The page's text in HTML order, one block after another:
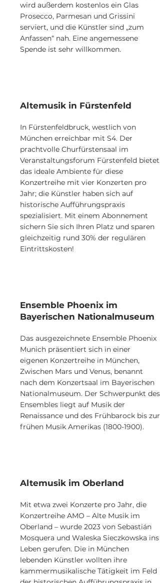
wird außerdem kostenlos ein Glas
Prosecco, Parmesan und Grissini
serviert, und die Künstler sind „zum
Anfassen“ nah. Eine angemessene
Spende ist sehr willkommen.
Altemusik in Fürstenfeld
In Fürstenfeldbruck, westlich von
München erreichbar mit S4. Der
prachtvolle Churfürstensaal im
Veranstaltungsforum Fürstenfeld bietet
das ideale Ambiente für diese
Konzertreihe mit vier Konzerten pro
Jahr; die Künstler haben sich auf
historische Aufführungspraxis
spezialisiert. Mit einem Abonnement
sichern Sie sich Ihren Platz und sparen
gleichzeitig rund 30% der regulären
Eintrittskosten!
Ensemble Phoenix im
Bayerischen Nationalmuseum
Das ausgezeichnete Ensemble Phoenix
Munich präsentiert sich in einer
eigenen Konzertreihe in München,
Zwischen Mars und Venus, benannt
nach dem Konzertsaal im Bayerischen
Nationalmuseum. Der Schwerpunkt des
Ensembles liegt auf Musik der
Renaissance und des Frühbarock bis zur
frühen Musik Amerikas (1800-1900).
Altemusik im Oberland
Mit etwa zwei Konzerte pro Jahr, die
Konzertreihe AMO – Alte Musik im
Oberland – wurde 2023 von Sebastián
Mosquera und Waleska Sieczkowska ins
Leben gerufen. Die in München
lebenden Künstler wollten ihre
kammermusikalische Tätigkeit im Feld